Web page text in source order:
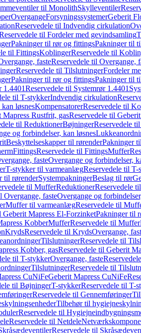
til MonolithSkylleventiler
OvergangeForsyningssystemerGeberit
Reservedele til Indvendig cirkulation
til Fordeler med gevindsamling
Pakninger til rør og fittingsPakninger til
til FittingsKoblingerReservedele til
fasteReservedele til Overgange,
Reservedele til TilslutningerFordeler
Pakninger til rør og fittingsPakninger til
1.4401Reservedele til Systemrør 1.4401
til T-stykkerIndvendig cirkulation
løsnesKompensatorerReservedele til
Mapress Rustfrit, gasReservedele til
til ReduktionerBøjningerReservedele
og forbindelser, kan løsnes
Beskyttelseskapper til rørenderPakninger
FittingsReservedele til FittingsMuffer
fasteOvergange og forbindelser,
T-stykker til varmeanlægReservedele til
til rørenderSystempakningerBeslag til rør
til MufferReduktionerReservedele
Overgange, fasteOvergange og
Muffer til varmeanlægReservedele til
Mapress El-ForzinketPakninger til
KobberMufferReservedele til Muffer
KrydsReservedele til KrydsOvergange,
TilslutningerReservedele til
Kobber, gasReservedele til Geberit
til T-stykkerOvergange, faste
TilslutningerReservedele til
CuNiFeGeberit Mapress CuNiFe
til BøjningerT-stykkerReservedele til T-
Reservedele til Gennemføringer
Tilbehør til
Reservedele til
Reservedele til Netdele
Reservedele til